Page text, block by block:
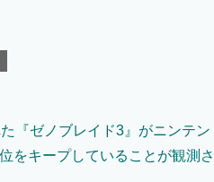
『ゼノブレイド3』がニンテ
をキープしていることが観測